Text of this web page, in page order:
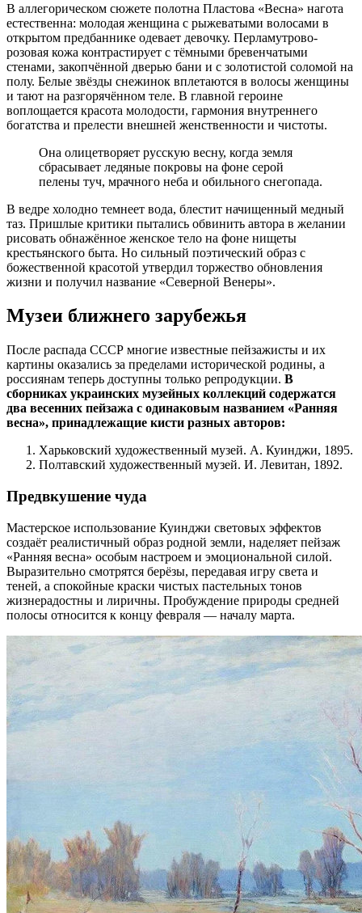
В аллегорическом сюжете полотна Пластова «Весна» нагота
естественна: молодая женщина с рыжеватыми волосами в
открытом предбаннике одевает девочку. Перламутрово-
розовая кожа контрастирует с тёмными бревенчатыми
стенами, закопчённой дверью бани и с золотистой соломой на
полу. Белые звёзды снежинок вплетаются в волосы женщины
и тают на разгорячённом теле. В главной героине
воплощается красота молодости, гармония внутреннего
богатства и прелести внешней женственности и чистоты.
Она олицетворяет русскую весну, когда земля
сбрасывает ледяные покровы на фоне серой
пелены туч, мрачного неба и обильного снегопада.
В ведре холодно темнеет вода, блестит начищенный медный
таз. Пришлые критики пытались обвинить автора в желании
рисовать обнажённое женское тело на фоне нищеты
крестьянского быта. Но сильный поэтический образ с
божественной красотой утвердил торжество обновления
жизни и получил название «Северной Венеры».
Музеи ближнего зарубежья
После распада СССР многие известные пейзажисты и их
картины оказались за пределами исторической родины, а
россиянам теперь доступны только репродукции. В
сборниках украинских музейных коллекций содержатся
два весенних пейзажа с одинаковым названием «Ранняя
весна», принадлежащие кисти разных авторов:
Харьковский художественный музей. А. Куинджи, 1895.
Полтавский художественный музей. И. Левитан, 1892.
Предвкушение чуда
Мастерское использование Куинджи световых эффектов
создаёт реалистичный образ родной земли, наделяет пейзаж
«Ранняя весна» особым настроем и эмоциональной силой.
Выразительно смотрятся берёзы, передавая игру света и
теней, а спокойные краски чистых пастельных тонов
жизнерадостны и лиричны. Пробуждение природы средней
полосы относится к концу февраля — началу марта.